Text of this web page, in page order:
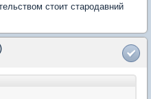
стоит стародавний